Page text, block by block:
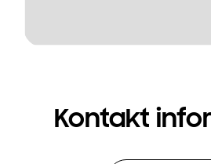
Kontakt